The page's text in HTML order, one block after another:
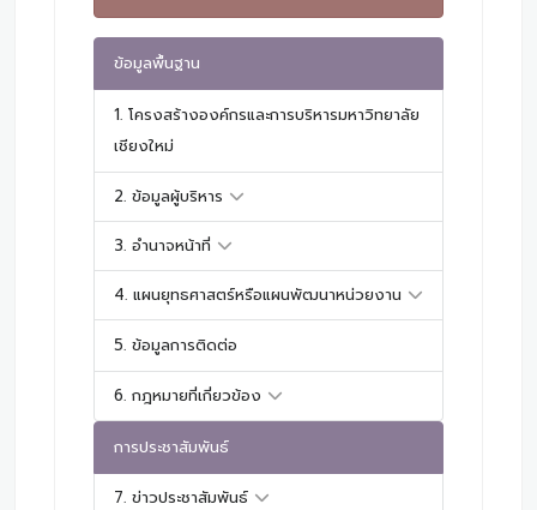
ข้อมูลพื้นฐาน
1. โครงสร้างองค์กรและการบริหารมหาวิทยาลัย
เชียงใหม่
2. ข้อมูลผู้บริหาร
3. อำนาจหน้าที่
4. แผนยุทธศาสตร์หรือแผนพัฒนาหน่วยงาน
5. ข้อมูลการติดต่อ
6. กฎหมายที่เกี่ยวข้อง
การประชาสัมพันธ์
7. ข่าวประชาสัมพันธ์